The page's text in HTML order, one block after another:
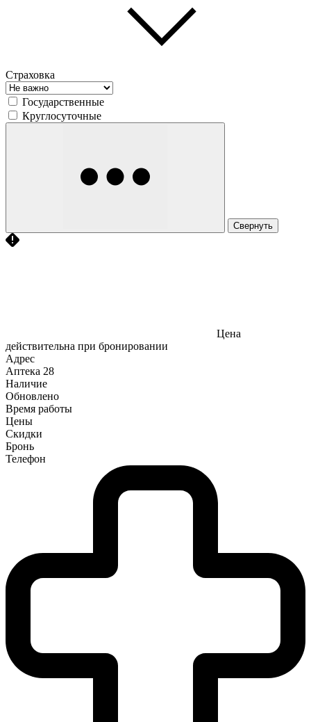
Страховка
Государственные
Круглосуточные
Свернуть
Цена
действительна при бронировании
Адрес
Аптека 28
Наличие
Обновлено
Время работы
Цены
Скидки
Бронь
Телефон